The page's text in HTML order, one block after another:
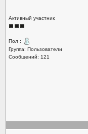
Активный участник
Пол :
Группа: Пользователи
Сообщений: 121